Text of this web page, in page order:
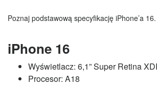
Poznaj podstawową specyfikację iPhone’a 16.
iPhone 16
Wyświetlacz: 6,1” Super Retina
Procesor: A18